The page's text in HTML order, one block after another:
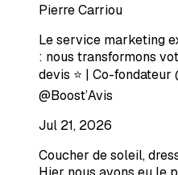
Pierre Carriou
Le service marketing
: nous transformons
devis ⭐️ | Co-fondateur
@Boost’Avis
Jul 21, 2026
Coucher de soleil,